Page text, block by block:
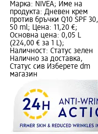
Марка: NIVEA; Име на
продукта: Дневен крем
против бръчки Q10 SPF 30,
50 ml; Цена: 11,20 €;
Основна цена: 0,05 L
(224,00 € за 1 L);
Наличност: Статус зелен
Налично за доставка,
Статус сив Изберете dm
магазин